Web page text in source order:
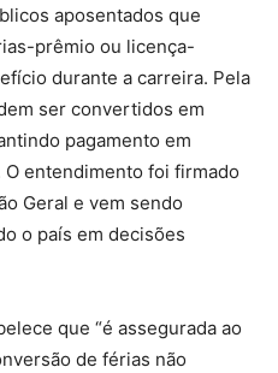
aposentados que
prêmio ou licença-
durante a carreira. Pela
ser convertidos em
pagamento em
entendimento foi firmado
Geral e vem sendo
o país em decisões
que “é assegurada ao
de férias não